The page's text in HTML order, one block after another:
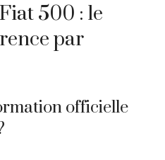
500 : le
par
officielle